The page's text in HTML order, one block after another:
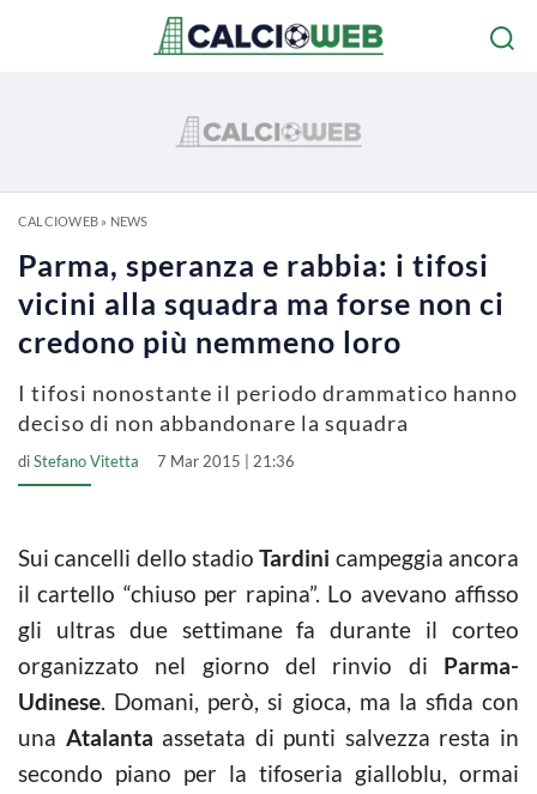
CALCIOWEB» NEWS
Parma, speranza e rabbia: i tifosi
vicini alla squadra ma forse non ci
credono più nemmeno loro
I tifosi nonostante il periodo drammatico hanno
deciso di non abbandonare la squadra
diStefano Vitetta 7 Mar 2015 | 21:36
Sui cancelli dello stadioTardini campeggia ancora
il cartello “chiuso per rapina”. Lo avevano affisso
gli ultras due settimane fa durante il corteo
organizzato nel giorno del rinvio di Parma-
Udinese. Domani, però, si gioca, ma la sfida con
una Atalanta assetata di punti salvezza resta in
secondo piano per la tifoseria gialloblu, ormai